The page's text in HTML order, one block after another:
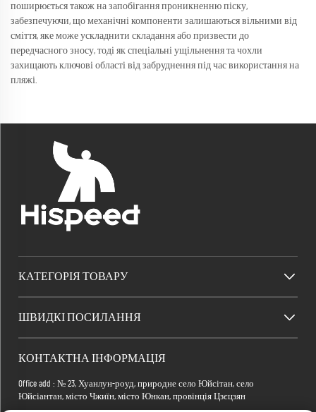
поширюється також на запобігання проникненню піску,
забезпечуючи, що механічні компоненти залишаються вільними від
сміття, яке може ускладнити складання або призвести до
передчасного зносу, тоді як спеціальні ущільнення та чохли
захищають ключові області від забруднення під час використання на
пляжі.
КАТЕГОРІЯ ТОВАРУ
ШВИДКІ ПОСИЛАННЯ
КОНТАКТНА ІНФОРМАЦІЯ
Office add : № 23, Хуанлун-роуд, природне село Юйсітан, село
Юйсіантан, місто Чжиїн, місто Юнкан, провінція Цзєцзян